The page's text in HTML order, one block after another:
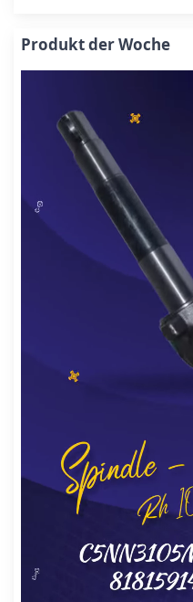
Produkt der Woche